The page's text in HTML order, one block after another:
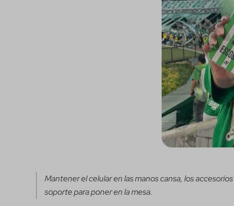
Mantener el celular en las manos cansa, los
soporte para poner en la mesa.